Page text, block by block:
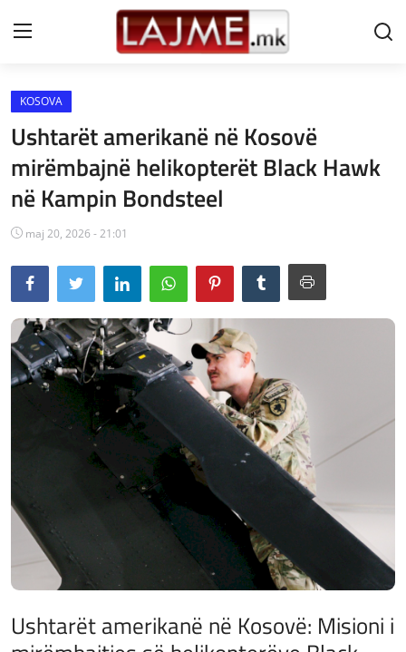
Shtëpi
LAJME MAQEDONI
SHQIPERI
KOSOVA
LAJME NGA BOTA
SHOWBIZ
SPORT
SHENDETI
KOSOVA
Ushtarët amerikanë në Kosovë
mirëmbajnë helikopterët Black Hawk
në Kampin Bondsteel
maj 20, 2026 - 21:01
Ushtarët amerikanë në Kosovë: Misioni i